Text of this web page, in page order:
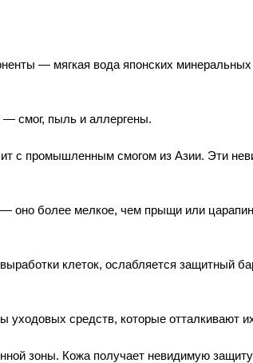
— мягкая вода японских минеральных
— смог, пыль и аллергены.
с промышленным смогом из Азии. Эти
— оно более мелкое, чем прыщи или
клеток, ослабляется защитный
уходовых средств, которые отталкивают
зоны. Кожа получает невидимую защиту